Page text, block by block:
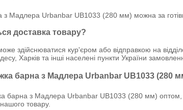
Мадлера Urbanbar UB1033 (280 мм) можна за
доставка товару?
здійснюватися кур'єром або відправкою на
Харків та інші населені пункти України
барна з Мадлера Urbanbar UB1033 (280
барна з Мадлера Urbanbar UB1033 (280 мм)
нашого товару.